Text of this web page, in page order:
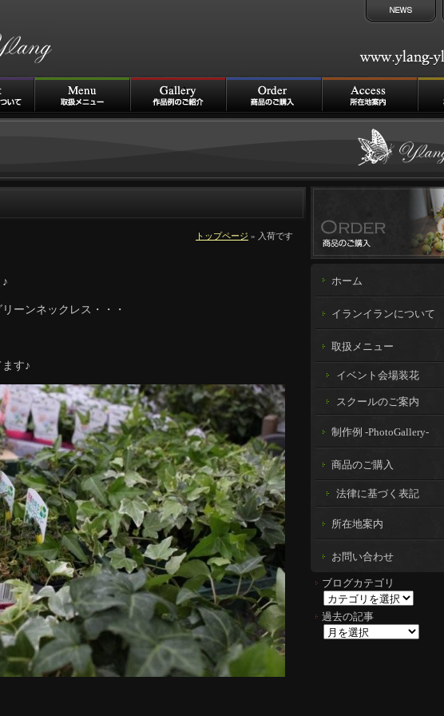
ホーム
イランイランについて
取扱メニュー
イベント会場装花
スクールのご案内
制作例 -PhotoGallery-
商品のご購入
法律に基づく表記
所在地案内
お問い合わせ
ブログカテゴリ
過去の記事
トップページ » 入荷です
ーンネックレス・・・
す♪